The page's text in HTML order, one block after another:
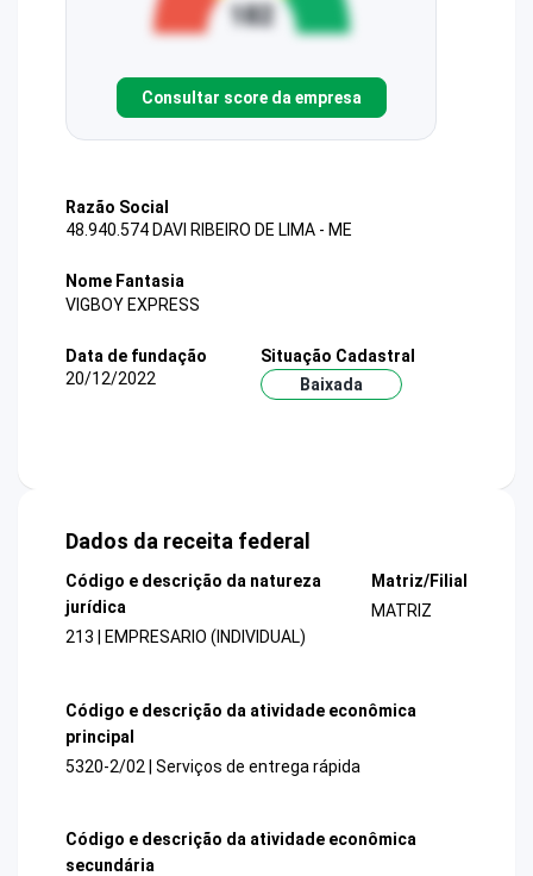
Consultar score da empresa
Razão Social
48.940.574 DAVI RIBEIRO DE LIMA - ME
Nome Fantasia
VIGBOY EXPRESS
Data de fundação
20/12/2022
Situação Cadastral
Baixada
Dados da receita federal
Código e descrição da natureza
jurídica
213 | EMPRESARIO (INDIVIDUAL)
Matriz/Filial
MATRIZ
Código e descrição da atividade econômica
principal
5320-2/02 | Serviços de entrega rápida
Código e descrição da atividade econômica
secundária